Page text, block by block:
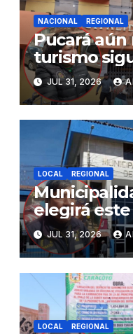
NACIONAL REGIONAL
Pucará aún
turismo
alcaldesa
Gobierno
paralizadas
JUL 31, 2026
LOCAL REGIONAL
elegirá
de
Trabajo
JUL 31, 2026
LOCAL REGIONAL